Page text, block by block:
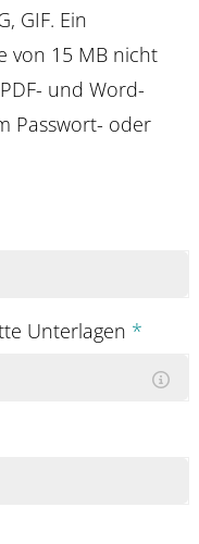
GIF. Ein
von 15 MB nicht
und Word-
Passwort- oder
Unterlagen *